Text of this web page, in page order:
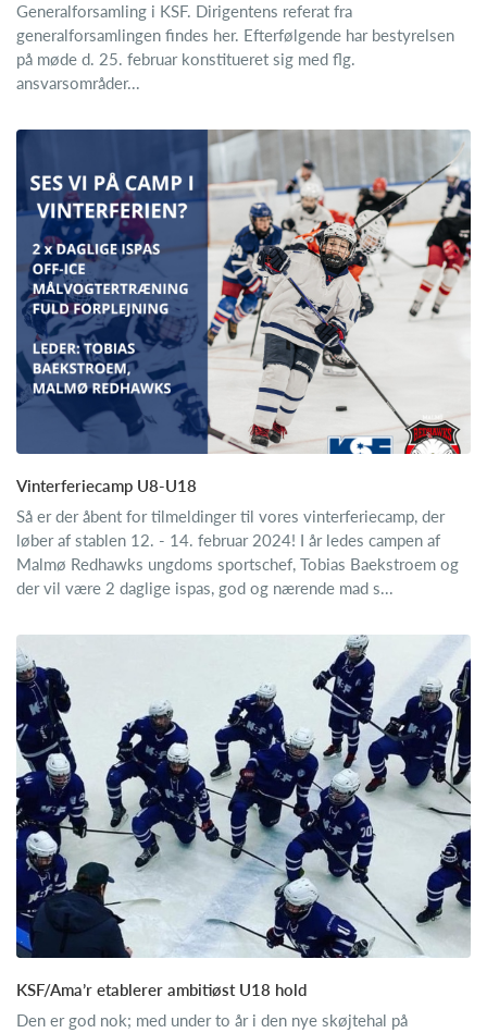
Generalforsamling i KSF. Dirigentens referat fra
generalforsamlingen findes her. Efterfølgende har bestyrelsen
på møde d. 25. februar konstitueret sig med flg.
ansvarsområder...
Vinterferiecamp U8-U18
Så er der åbent for tilmeldinger til vores vinterferiecamp, der
løber af stablen 12. - 14. februar 2024! I år ledes campen af
Malmø Redhawks ungdoms sportschef, Tobias Baekstroem og
der vil være 2 daglige ispas, god og nærende mad s...
KSF/Ama’r etablerer ambitiøst U18 hold
Den er god nok; med under to år i den nye skøjtehal på